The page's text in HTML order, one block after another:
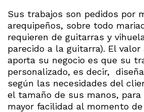
Sus trabajos son pedidos por
arequipeños, sobre todo
requieren de guitarras y
parecido a la guitarra). El valor
aporta su negocio es que su
personalizado, es decir,
según las necesidades del
el tamaño de sus manos,
mayor facilidad al momento